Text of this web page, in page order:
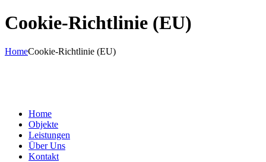
Cookie-Richtlinie (EU)
HomeCookie-Richtlinie (EU)
Home
Objekte
Leistungen
Über Uns
Kontakt